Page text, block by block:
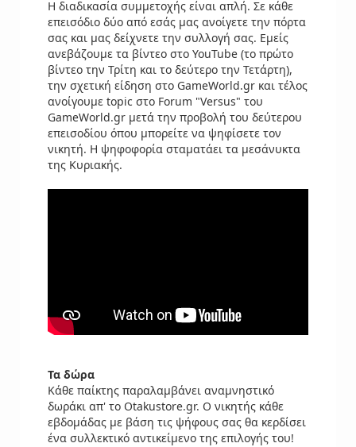
Η διαδικασία συμμετοχής είναι απλή. Σε κάθε
επεισόδιο δύο από εσάς μας ανοίγετε την πόρτα
σας και μας δείχνετε την συλλογή σας. Εμείς
ανεβάζουμε τα βίντεο στο YouTube (το πρώτο
βίντεο την Τρίτη και το δεύτερο την Τετάρτη),
την σχετική είδηση στο GameWorld.gr και τέλος
ανοίγουμε topic στο Forum "Versus" του
GameWorld.gr μετά την προβολή του δεύτερου
επεισοδίου όπου μπορείτε να ψηφίσετε τον
νικητή. Η ψηφοφορία σταματάει τα μεσάνυκτα
της Κυριακής.
Τα δώρα
Κάθε παίκτης παραλαμβάνει αναμνηστικό
δωράκι απ' το Otakustore.gr. Ο νικητής κάθε
εβδομάδας με βάση τις ψήφους σας θα κερδίσει
ένα συλλεκτικό αντικείμενο της επιλογής του!